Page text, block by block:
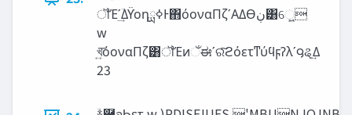
ॏΈʹؔ͢ΔϔοηߦྻͰ΋όοναΠζʹΑΔӨ‫ڹ‬͸େ͖͍
w
খ͍͞όοναΠζ͸ॏΈͷઁಈʹରͯ͠ϩόετͳύϥϝʔλʹ౸ୡ͢Δ
23